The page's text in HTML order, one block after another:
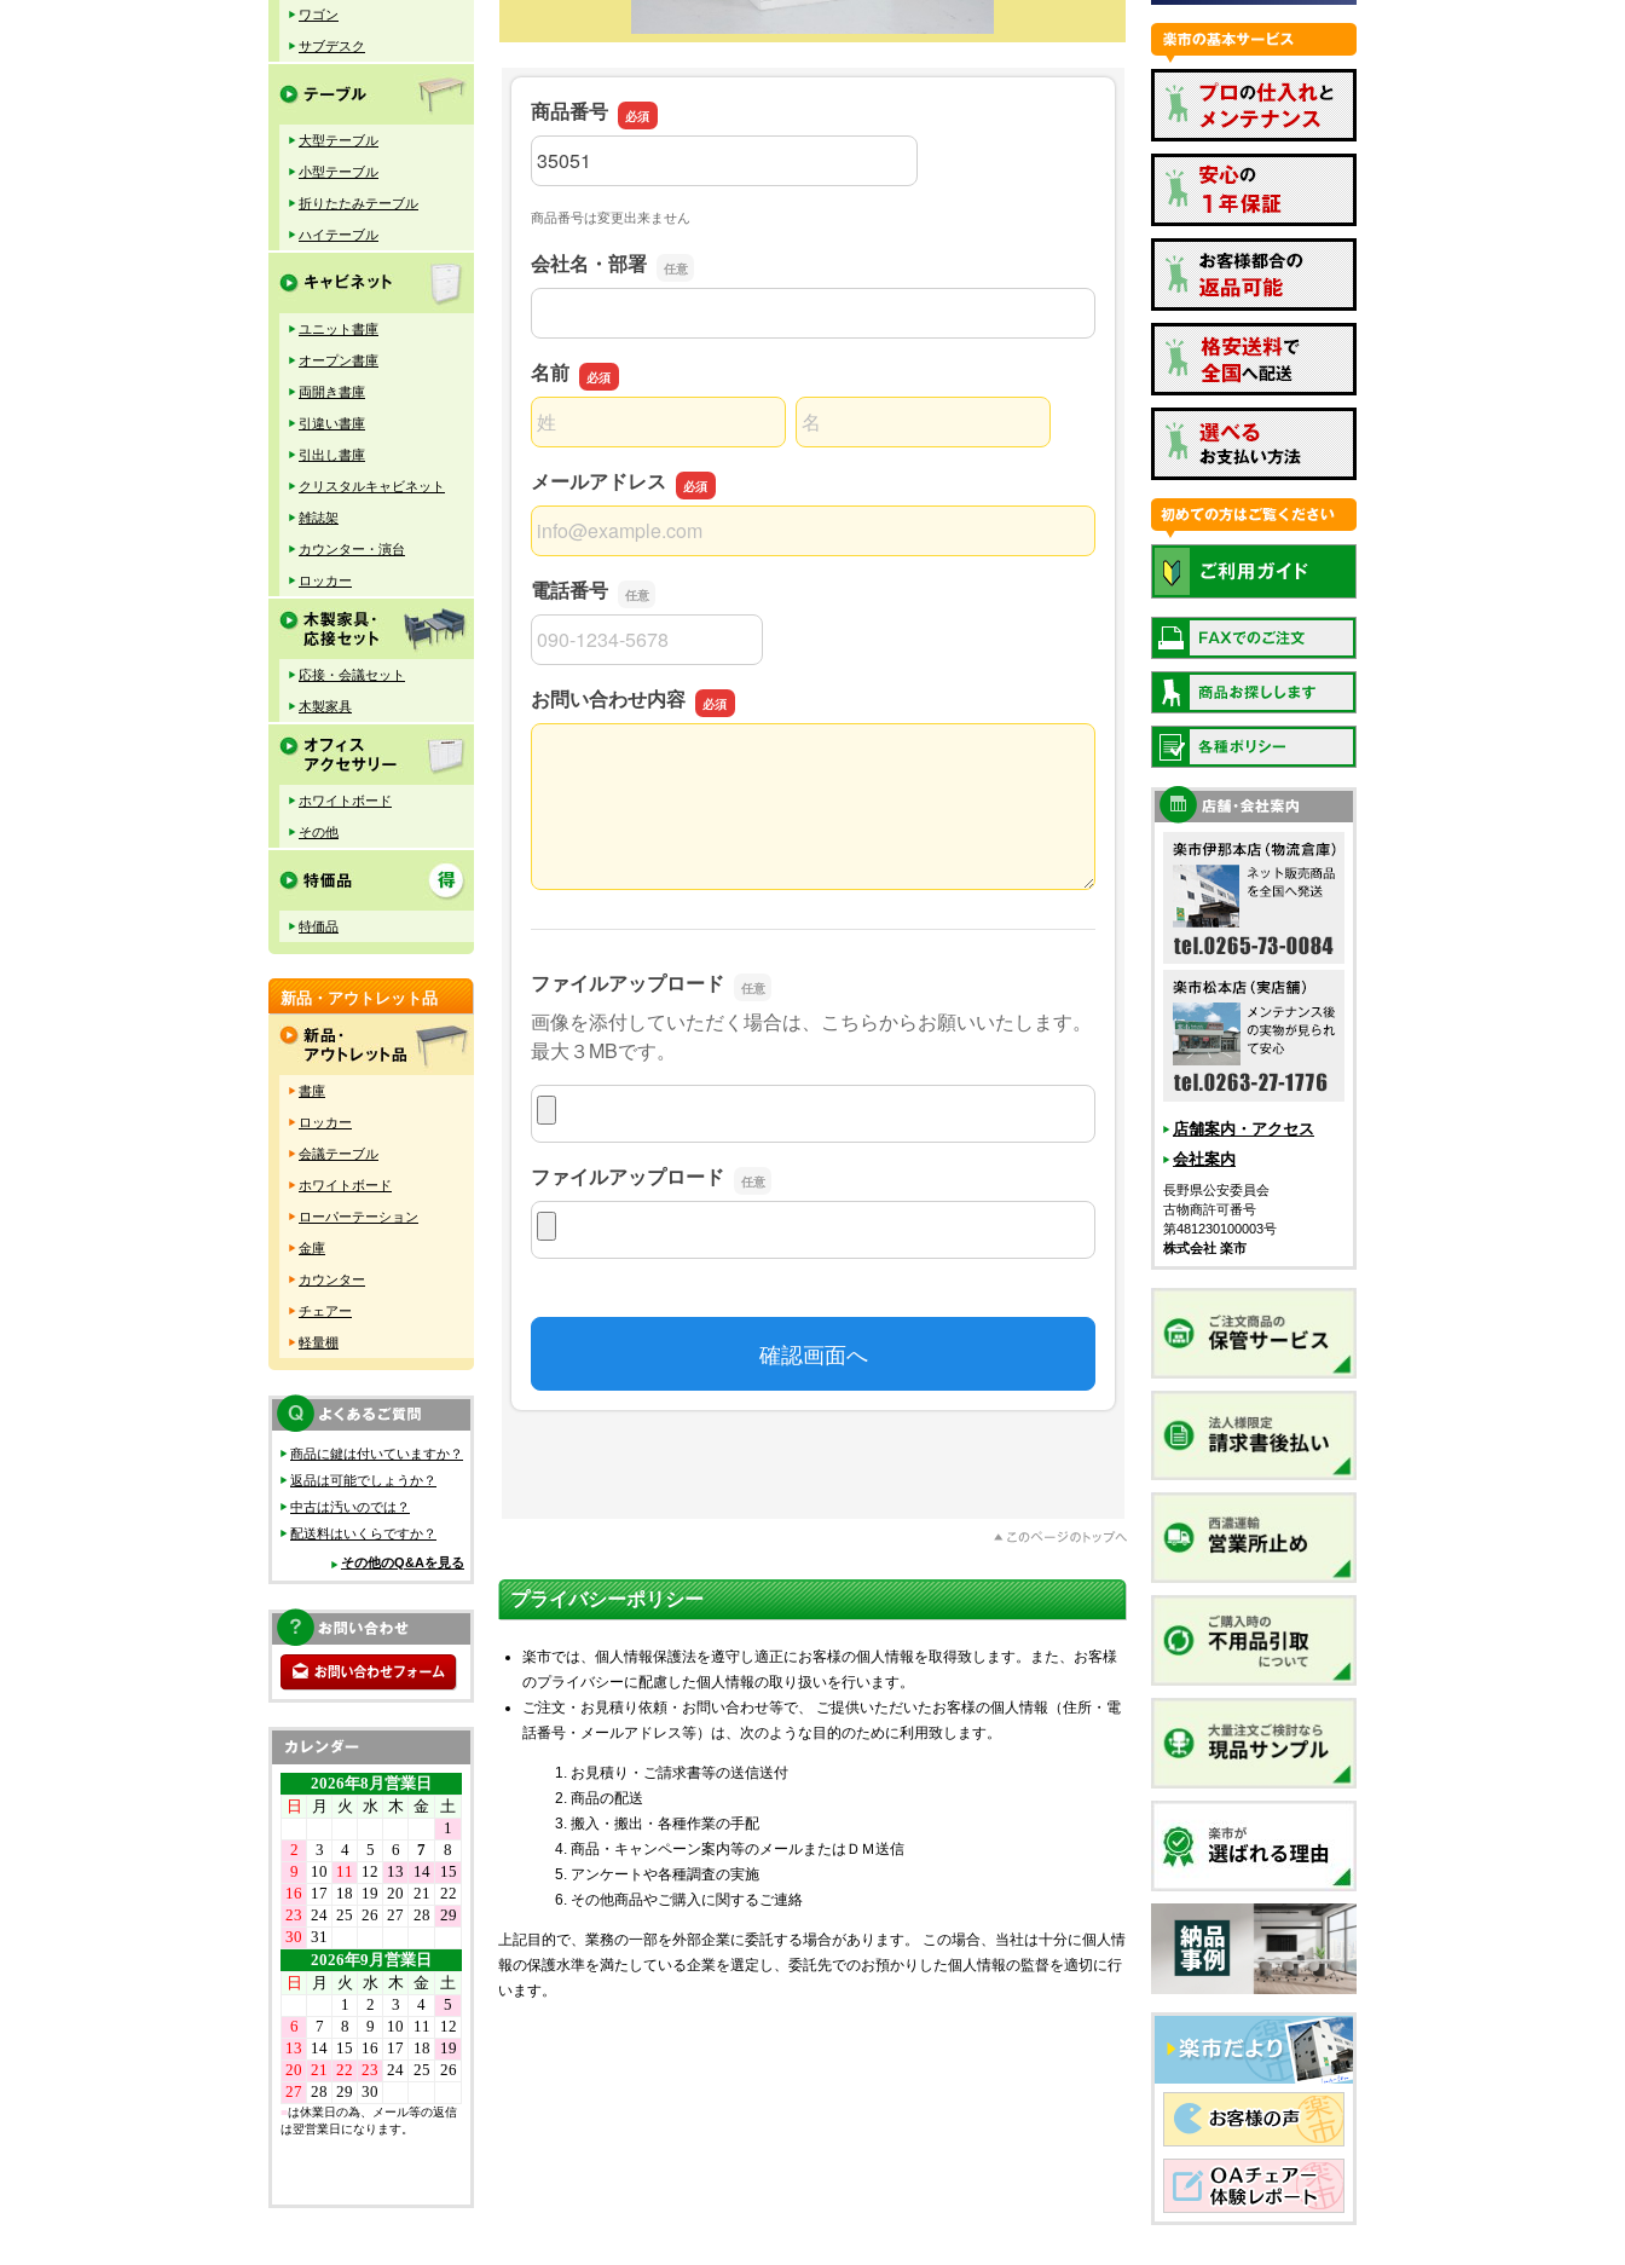
プライバシーポリシー
楽市では、個人情報保護法を遵守し適正にお客様の個人情報を取得致します。また、お客様
のプライバシーに配慮した個人情報の取り扱いを行います。
ご注文・お見積り依頼・お問い合わせ等で、 ご提供いただいたお客様の個人情報（住所・電
話番号・メールアドレス等）は、次のような目的のために利用致します。
お見積り・ご請求書等の送信送付
商品の配送
搬入・搬出・各種作業の手配
商品・キャンペーン案内等のメールまたはＤＭ送信
アンケートや各種調査の実施
その他商品やご購入に関するご連絡
上記目的で、業務の一部を外部企業に委託する場合があります。 この場合、当社は十分に個人情
報の保護水準を満たしている企業を選定し、委託先でのお預かりした個人情報の監督を適切に行
います。
店舗案内・アクセス
会社案内
長野県公安委員会
古物商許可番号
第481230100003号
株式会社 楽市
ワゴン
サブデスク
大型テーブル
小型テーブル
折りたたみテーブル
ハイテーブル
ユニット書庫
オープン書庫
両開き書庫
引違い書庫
引出し書庫
クリスタルキャビネット
雑誌架
カウンター・演台
ロッカー
応接・会議セット
木製家具
ホワイトボード
その他
特価品
新品・アウトレット品
書庫
ロッカー
会議テーブル
ホワイトボード
ローパーテーション
金庫
カウンター
チェアー
軽量棚
商品に鍵は付いていますか？
返品は可能でしょうか？
中古は汚いのでは？
配送料はいくらですか？
その他のQ&Aを見る